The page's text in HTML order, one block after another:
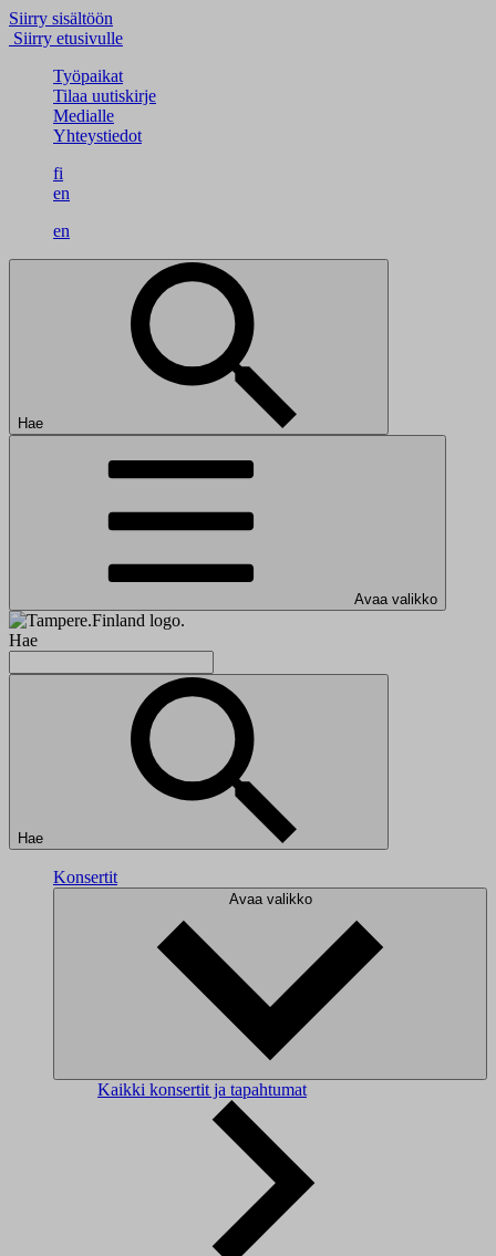
Siirry sisältöön
Siirry etusivulle
Työpaikat
Tilaa uutiskirje
Medialle
Yhteystiedot
fi
en
en
Hae
Avaa valikko
Hae
Hae
Konsertit
Avaa valikko
Kaikki konsertit ja tapahtumat